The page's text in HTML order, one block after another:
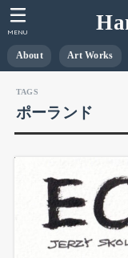
About Art Works
MENU
ポーランド